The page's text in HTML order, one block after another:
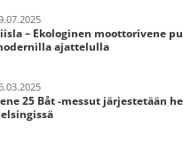
– Ekologinen moottorivene
ajattelulla
25 Båt -messut järjestetään